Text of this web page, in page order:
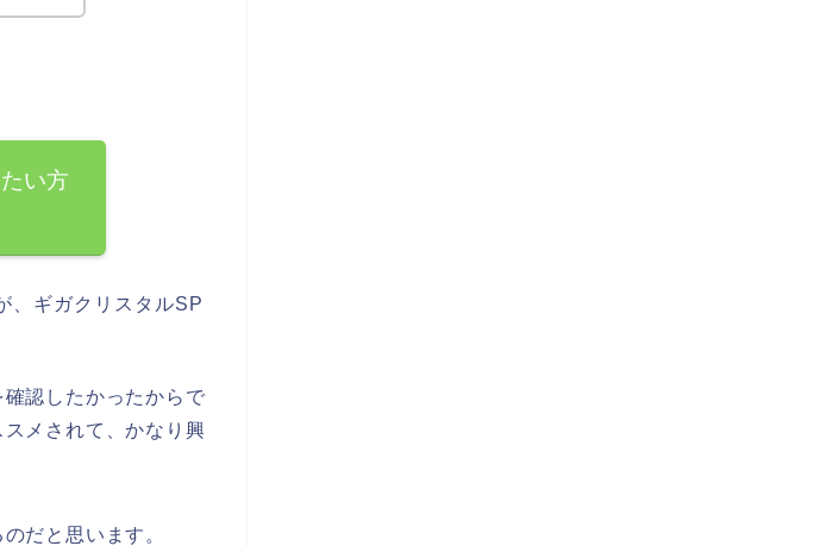
い方
、ギガクリスタルSP
認したかったからで
メされて、かなり興
だと思います。